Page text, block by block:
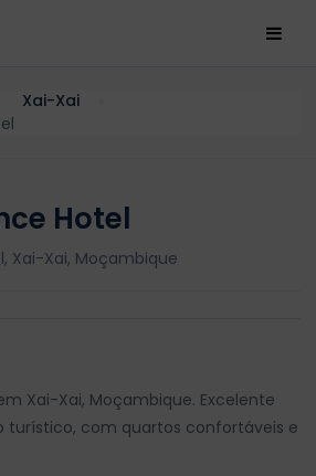
Xai-Xai
Hotel
Xai-Xai, Moçambique
Xai-Xai, Moçambique. Excelente
turístico, com quartos confortáveis e